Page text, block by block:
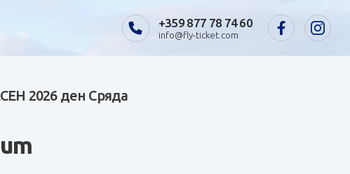
+359 877 78 74 60
info@fly-ticket.com
2026 ден Сряда